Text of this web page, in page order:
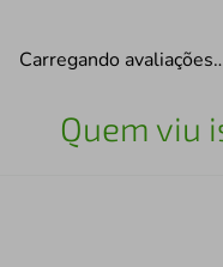
Carregando
Quem viu